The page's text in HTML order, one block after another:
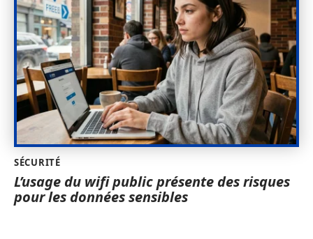
SÉCURITÉ
L’usage du wifi public présente des risques
pour les données sensibles